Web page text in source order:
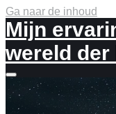
Ga naar de inhoud
Mijn
wereld der
Meer
info